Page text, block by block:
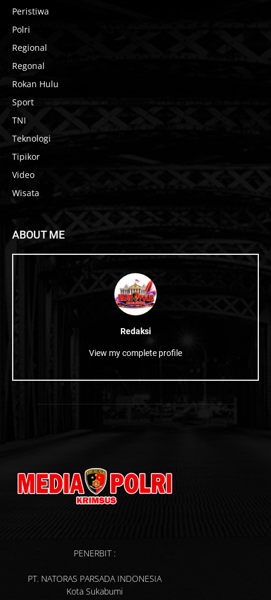
Peristiwa
Polri
Regional
Regonal
Rokan Hulu
Sport
TNI
Teknologi
Tipikor
Video
Wisata
ABOUT ME
Redaksi
View my complete profile
PENERBIT :
PT. NATORAS PARSADA INDONESIA
Kota Sukabumi